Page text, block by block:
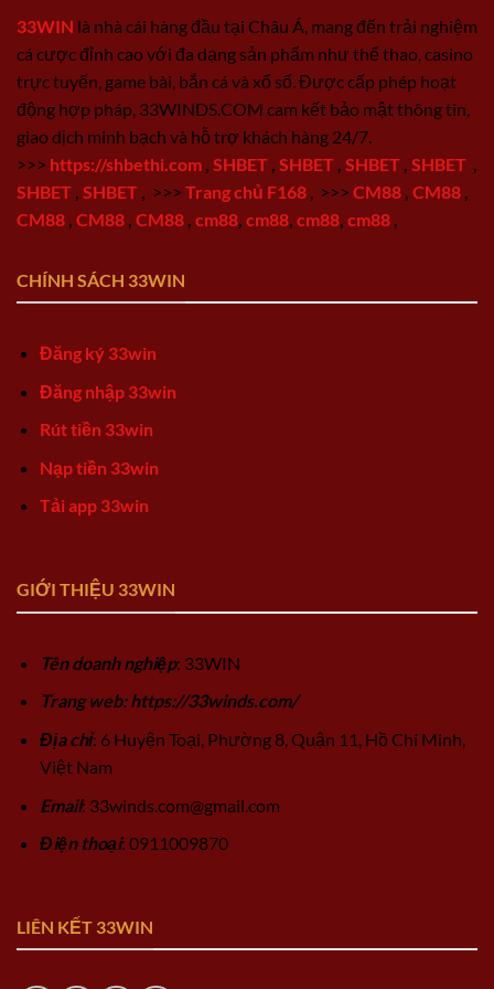
33WIN là nhà cái hàng đầu tại Châu Á, mang đến trải nghiệm
cá cược đỉnh cao với đa dạng sản phẩm như thể thao, casino
trực tuyến, game bài, bắn cá và xổ số. Được cấp phép hoạt
động hợp pháp, 33WINDS.COM cam kết bảo mật thông tin,
giao dịch minh bạch và hỗ trợ khách hàng 24/7.
>>> https://shbethi.com SHBET SHBET SHBET SHBET
SHBET SHBET >>> Trang chủ F168 >>> CM88 CM88
CM88 CM88 CM88 cm88 cm88 cm88 cm88
CHÍNH SÁCH 33WIN
Đăng ký 33win
Đăng nhập 33win
Rút tiền 33win
Nạp tiền 33win
Tải app 33win
GIỚI THIỆU 33WIN
Tên doanh nghiệp: 33WIN
Trang web: https://33winds.com/
Địa chỉ: 6 Huyện Toại, Phường 8, Quận 11, Hồ Chí Minh,
Việt Nam
Email: 33winds.com@gmail.com
Điện thoại: 0911009870
LIÊN KẾT 33WIN